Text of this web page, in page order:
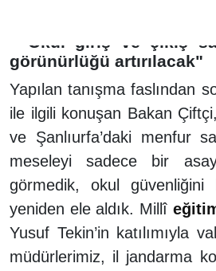
"Okul giriş ve çıkış
görünürlüğü artırılacak"
Yapılan tanışma faslından
ile ilgili konuşan Bakan
ve Şanlıurfa’daki menfur
meseleyi sadece bir
görmedik, okul güvenliğini
yeniden ele aldık. Millî
Yusuf Tekin’in katılımıyla
müdürlerimiz, il jandarma